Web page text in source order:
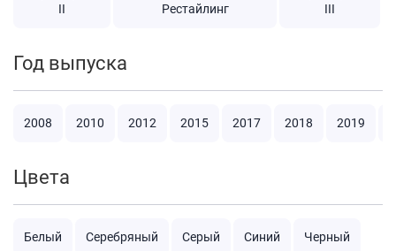
II
Рестайлинг
III
Год выпуска
2008 2010 2012 2015 2017 2018 2019
Цвета
Белый Серебряный Серый Синий Черный